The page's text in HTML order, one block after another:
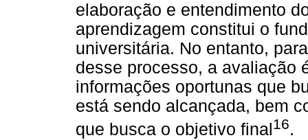
elaboração e entendimento
aprendizagem constitui o
universitária. No entanto,
desse processo, a avaliação
informações oportunas que
está sendo alcançada, bem
que busca o objetivo final 16.